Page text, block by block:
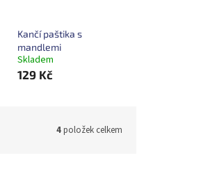
Kančí paštika s
mandlemi
Skladem
129 Kč
4položek celkem